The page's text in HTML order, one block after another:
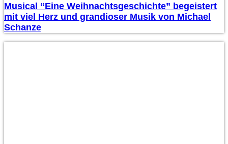
Musical “Eine Weihnachtsgeschichte” begeistert
mit viel Herz und grandioser Musik von Michael
Schanze